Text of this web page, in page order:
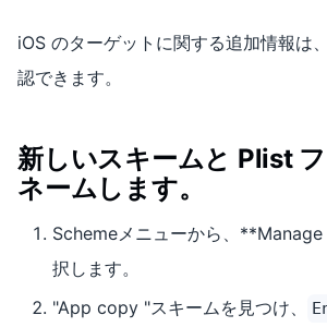
iOS のターゲットに関する追加情報は、
認できます。
新しいスキームと Plist
ネームします。
Schemeメニューから、
択します。
"App copy "スキームを見つけ、